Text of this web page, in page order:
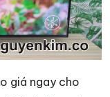
giá ngay cho